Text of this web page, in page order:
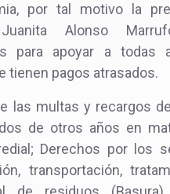
por tal motivo la
Juanita Alonso
para apoyar a todas
tienen pagos atrasados.
las multas y recargos
de otros años en
Derechos por los
transportación,